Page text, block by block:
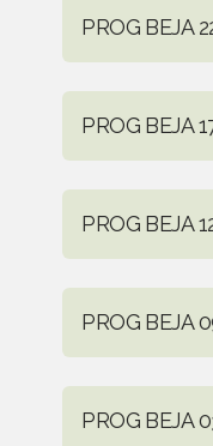
PROG BEJA
PROG BEJA
PROG BEJA
PROG BEJA
PROG BEJA